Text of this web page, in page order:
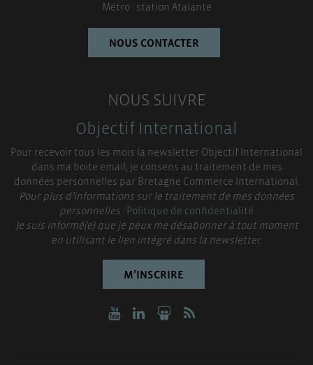
Métro : station Atalante
NOUS CONTACTER
NOUS SUIVRE
Objectif International
Pour recevoir tous les mois la newsletter Objectif International
dans ma boite email, je consens au traitement de mes
données personnelles par Bretagne Commerce International.
Pour plus d’informations sur le traitement de mes données
personnelles :Politique de confidentialité
Je suis informé(e) que je peux me désabonner à tout moment
en utilisant le lien intégré dans la newsletter.
M’INSCRIRE